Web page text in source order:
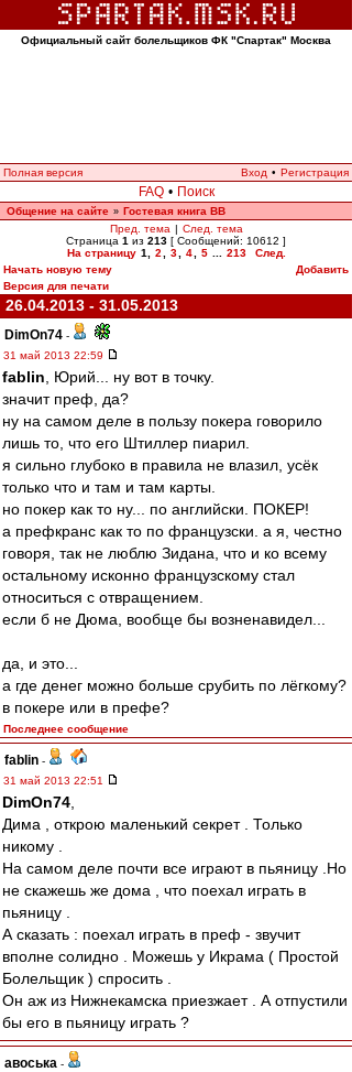
Официальный сайт болельщиков ФК "Спартак" Москва
Полная версия Вход • Регистрация
FAQ • Поиск
Общение на сайте » Гостевая книга ВВ
Пред. тема | След. тема
Страница 1 из 213 [ Сообщений: 10612 ]
На страницу 1 2 3 4 5 213
След.
Начать новую тему
Добавить
Версия для печати
26.04.2013 - 31.05.2013
DimOn74 -
31 май 2013 22:59
fablin , Юрий... ну вот в точку.
значит преф, да?
ну на самом деле в пользу покера говорило
лишь то, что его Штиллер пиарил.
я сильно глубоко в правила не влазил, усёк
только что и там и там карты.
но покер как то ну... по английски. ПОКЕР!
а префкранс как то по французски. а я, честно
говоря, так не люблю Зидана, что и ко всему
остальному исконно французскому стал
относиться с отвращением.
если б не Дюма, вообще бы возненавидел...
да, и это...
а где денег можно больше срубить по лёгкому?
в покере или в префе?
Последнее сообщение
fablin -
31 май 2013 22:51
DimOn74
Дима , открою маленький секрет . Только
никому .
На самом деле почти все играют в пьяницу .Но
не скажешь же дома , что поехал играть в
пьяницу .
А сказать : поехал играть в преф - звучит
вполне солидно . Можешь у Икрама ( Простой
Болельщик ) спросить .
Он аж из Нижнекамска приезжает . А отпустили
бы его в пьяницу играть ?
авоська -